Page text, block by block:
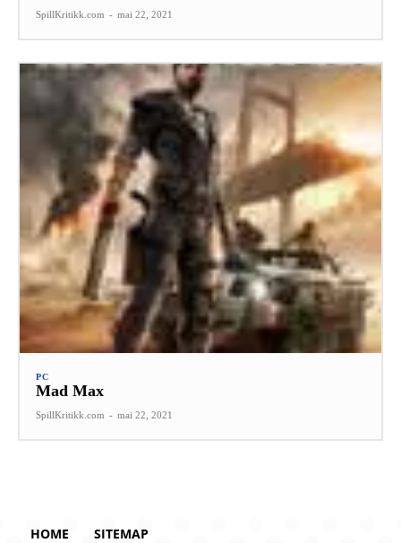
SpillKritikk.com - mai 22, 2021
PC
Mad Max
SpillKritikk.com - mai 22, 2021
HOME SITEMAP